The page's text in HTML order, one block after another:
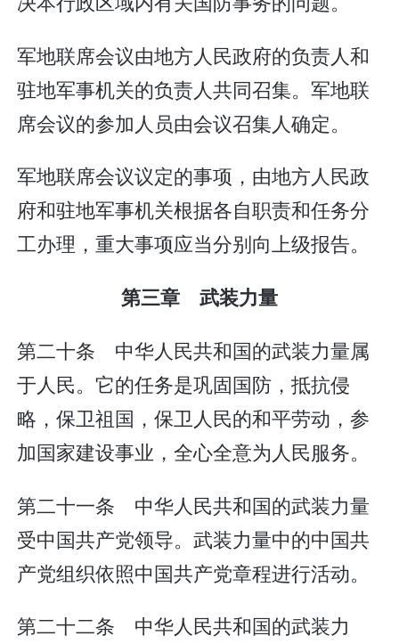
军地联席会议由地方人民政府的负责人和
驻地军事机关的负责人共同召集。军地联
席会议的参加人员由会议召集人确定。
军地联席会议议定的事项，由地方人民政
府和驻地军事机关根据各自职责和任务分
工办理，重大事项应当分别向上级报告。
第三章 武装力量
第二十条 中华人民共和国的武装力量属
于人民。它的任务是巩固国防，抵抗侵
略，保卫祖国，保卫人民的和平劳动，参
加国家建设事业，全心全意为人民服务。
第二十一条 中华人民共和国的武装力量
受中国共产党领导。武装力量中的中国共
产党组织依照中国共产党章程进行活动。
第二十二条 中华人民共和国的武装力